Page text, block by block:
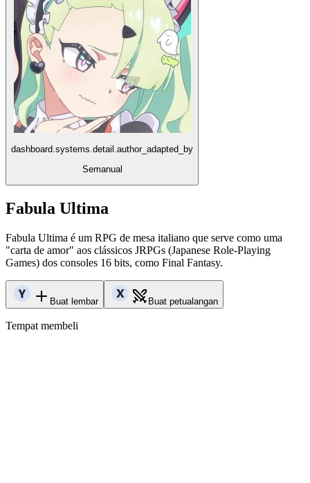
dashboard.systems.detail.author_adapted_by
Semanual
Fabula Ultima
Fabula Ultima é um RPG de mesa italiano que serve como uma
"carta de amor" aos clássicos JRPGs (Japanese Role-Playing
Games) dos consoles 16 bits, como Final Fantasy.
Buat lembar Buat petualangan
Tempat membeli